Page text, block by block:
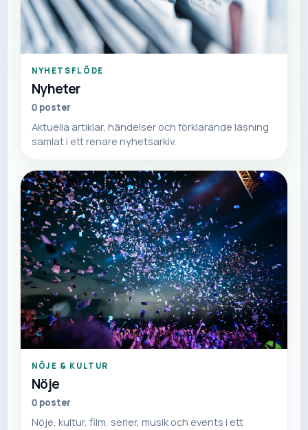
NYHETSFLÖDE
Nyheter
0 poster
Aktuella artiklar, händelser och förklarande läsning
samlat i ett renare nyhetsarkiv.
NÖJE & KULTUR
Nöje
0 poster
Nöje, kultur, film, serier, musik och events i ett